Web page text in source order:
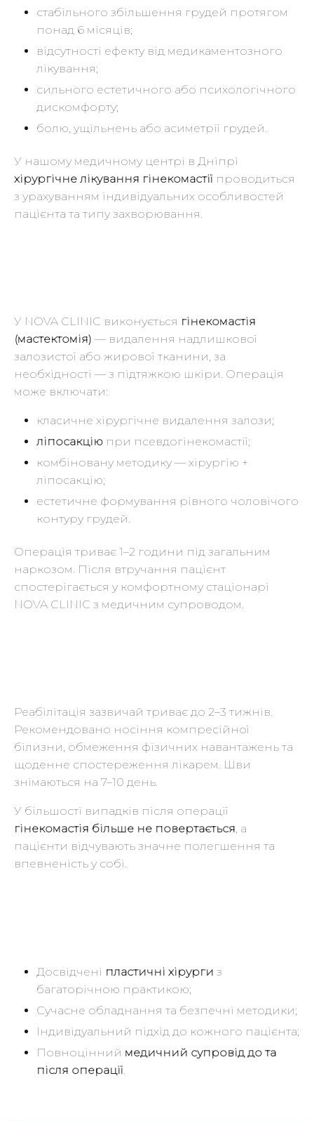
стабільного збільшення грудей протягом
понад 6 місяців;
відсутності ефекту від медикаментозного
лікування;
сильного естетичного або психологічного
дискомфорту;
болю, ущільнень або асиметрії грудей.
У нашому медичному центрі в Дніпрі
хірургічне лікування гінекомастії проводиться
з урахуванням індивідуальних особливостей
пацієнта та типу захворювання.
У NOVA CLINIC виконується гінекомастія
(мастектомія) — видалення надлишкової
залозистої або жирової тканини, за
необхідності — з підтяжкою шкіри. Операція
може включати:
класичне хірургічне видалення залози;
ліпосакцію при псевдогінекомастії;
комбіновану методику — хірургію +
ліпосакцію;
естетичне формування рівного чоловічого
контуру грудей.
Операція триває 1–2 години під загальним
наркозом. Після втручання пацієнт
спостерігається у комфортному стаціонарі
NOVA CLINIC з медичним супроводом.
Реабілітація зазвичай триває до 2–3 тижнів.
Рекомендовано носіння компресійної
білизни, обмеження фізичних навантажень та
щоденне спостереження лікарем. Шви
знімаються на 7–10 день.
У більшості випадків після операції
гінекомастія більше не повертається, а
пацієнти відчувають значне полегшення та
впевненість у собі.
Досвідчені пластичні хірурги з
багаторічною практикою;
Сучасне обладнання та безпечні методики;
Індивідуальний підхід до кожного пацієнта;
Повноцінний медичний супровід до та
після операції